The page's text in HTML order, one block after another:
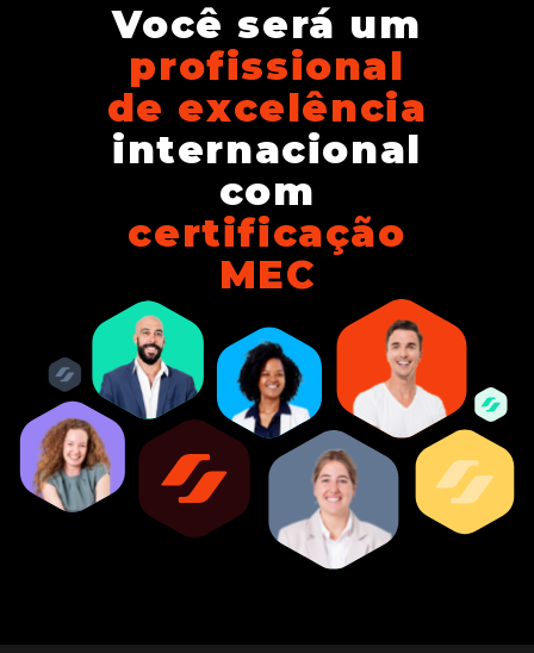
Você será um
profissional
de excelência
internacional
com
certificação
MEC